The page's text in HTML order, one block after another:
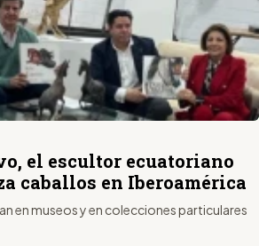
el escultor ecuatoriano
caballos en Iberoamérica
en museos y en colecciones particulares